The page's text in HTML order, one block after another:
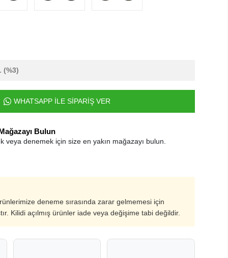
(%3)
WHATSAPP İLE SİPARİŞ VER
Bulun
veya denemek için size en yakın mağazayı bulun.
deneme sırasında zarar gelmemesi için
Kilidi açılmış ürünler iade veya değişime tabi değildir.